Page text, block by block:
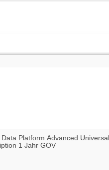
Data Platform Advanced
1 Jahr GOV